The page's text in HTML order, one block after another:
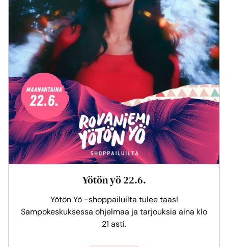
Yötön yö 22.6.
Yötön Yö -shoppailuilta tulee taas!
Sampokeskuksessa ohjelmaa ja tarjouksia aina klo
21 asti.